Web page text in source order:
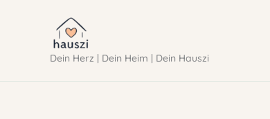
springenDein Herz | Dein Heim | Dein Hauszi